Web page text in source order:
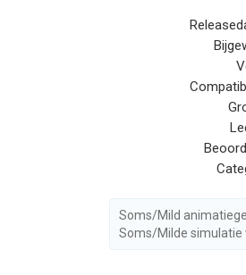
VERZAMEL een
ONTWIJK obstakels
VERZAMEL sleutels
BOTS muur-tegen-
VECHT tegen de toppers
KASTEEL bemachtigen
Survival-stadsrace
Veel unieke levels
Soms/Mild
Soms/Milde simulatie